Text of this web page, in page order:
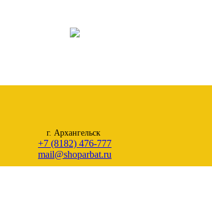
г. Архангельск
+7 (8182) 476-777
mail@shoparbat.ru